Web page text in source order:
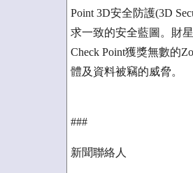
Point 3D安全防護(3D
求一致的安全藍圖。財
Check Point獲獎無數的
體及資料被竊的威脅。
###
新聞聯絡人